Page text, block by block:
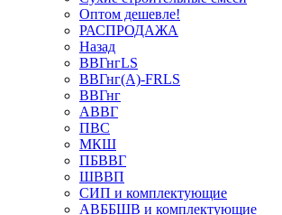
Оптом дешевле!
РАСПРОДАЖА
Назад
ВВГнгLS
ВВГнг(А)-FRLS
ВВГнг
АВВГ
ПВС
МКШ
ПБВВГ
ШВВП
СИП и комплектующие
АВББШВ и комплектующие